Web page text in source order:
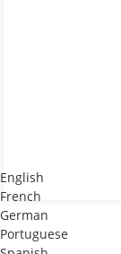
English
French
German
Portuguese